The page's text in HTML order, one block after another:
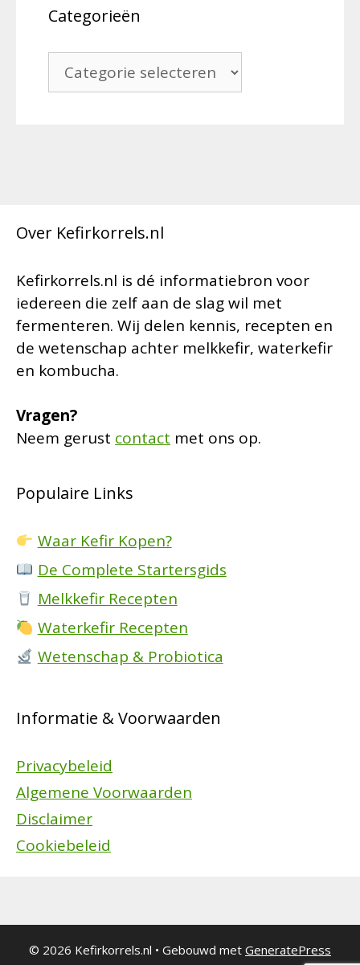
Categorieën
Categorieën
Over Kefirkorrels.nl
Kefirkorrels.nl is dé informatiebron voor
iedereen die zelf aan de slag wil met
fermenteren. Wij delen kennis, recepten en
de wetenschap achter melkkefir, waterkefir
en kombucha.
Vragen?
Neem gerust contact met ons op.
Populaire Links
Waar Kefir Kopen?
De Complete Startersgids
Melkkefir Recepten
Waterkefir Recepten
Wetenschap & Probiotica
Informatie & Voorwaarden
Privacybeleid
Algemene Voorwaarden
Disclaimer
Cookiebeleid
© 2026 Kefirkorrels.nl • Gebouwd met GeneratePress